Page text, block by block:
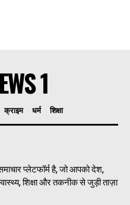
1
क्राइम धर्म शिक्षा
प्लेटफॉर्म है, जो आपको देश,
शिक्षा और तकनीक से जुड़ी ताज़ा